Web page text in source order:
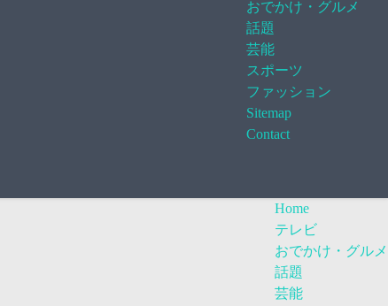
おでかけ・グルメ
話題
芸能
スポーツ
ファッション
Sitemap
Contact
Home
テレビ
おでかけ・グルメ
話題
芸能